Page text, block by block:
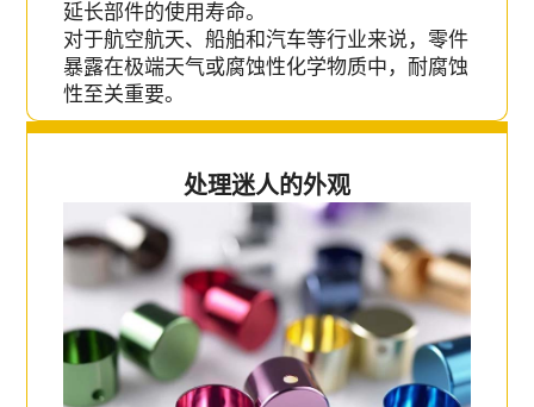
延长部件的使用寿命。
对于航空航天、船舶和汽车等行业来说，零件
暴露在极端天气或腐蚀性化学物质中，耐腐蚀
性至关重要。
处理迷人的外观